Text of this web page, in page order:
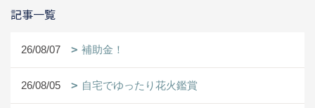
記事一覧
26/08/07 補助金！
26/08/05 自宅でゆったり花火鑑賞